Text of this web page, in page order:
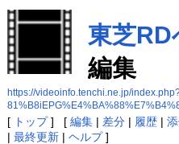
東芝RD
編集
https://videoinfo.tenchi.ne.jp/
[ トップ] [ 編集| 差分| 履歴|
| 最終更新| ヘルプ]